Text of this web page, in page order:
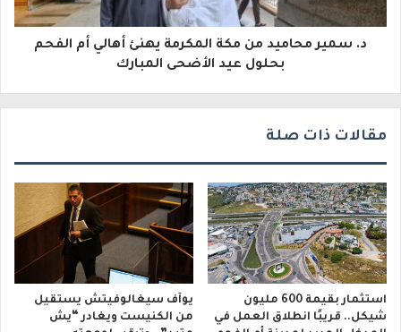
ر
ي
د. سمير محاميد من مكة المكرمة يهنئ أهالي أم الفحم
بحلول عيد الأضحى المبارك
مقالات ذات صلة
استثمار بقيمة 600 مليون
شيكل.. قريبًا انطلاق العمل في
يوآف سيغالوفيتش يستقيل
من الكنيست ويغادر “يش